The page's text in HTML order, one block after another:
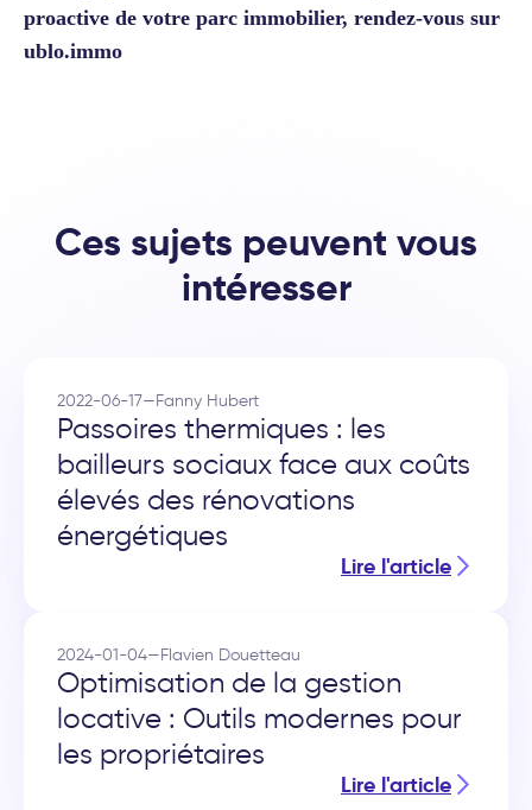
proactive de votre parc immobilier, rendez-vous sur
ublo.immo
Ces sujets peuvent vous
intéresser
2022-06-17—Fanny Hubert
Passoires thermiques : les
bailleurs sociaux face aux coûts
élevés des rénovations
énergétiques
Lire l'article
2024-01-04—Flavien Douetteau
Optimisation de la gestion
locative : Outils modernes pour
les propriétaires
Lire l'article